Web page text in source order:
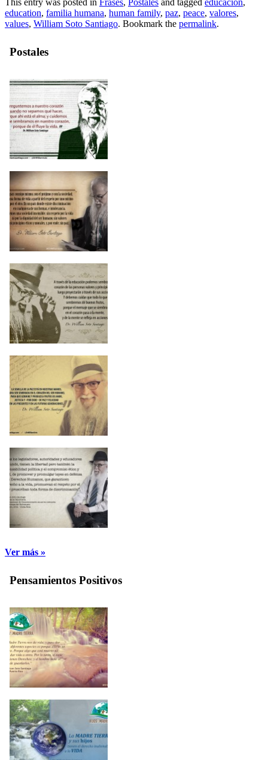
This entry was posted in Frases, Postales and tagged educación,
education, familia humana, human family, paz, peace, valores,
values, William Soto Santiago. Bookmark the permalink.
Postales
Ver más »
Pensamientos Positivos